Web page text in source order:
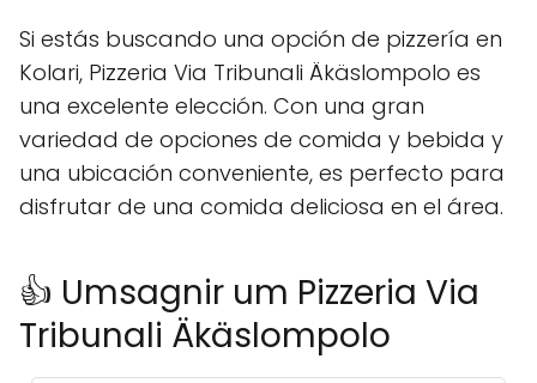
Si estás buscando una opción de pizzería en
Kolari, Pizzeria Via Tribunali Äkäslompolo es
una excelente elección. Con una gran
variedad de opciones de comida y bebida y
una ubicación conveniente, es perfecto para
disfrutar de una comida deliciosa en el área.
👍 Umsagnir um Pizzeria Via
Tribunali Äkäslompolo